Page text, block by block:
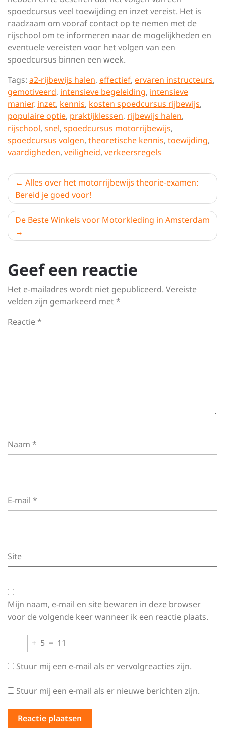
spoedcursus veel toewijding en inzet vereist. Het is
raadzaam om vooraf contact op te nemen met de
rijschool om te informeren naar de mogelijkheden en
eventuele vereisten voor het volgen van een
spoedcursus binnen een week.
Tags: a2-rijbewijs halen, effectief, ervaren instructeurs,
gemotiveerd, intensieve begeleiding, intensieve
manier, inzet, kennis, kosten spoedcursus rijbewijs,
populaire optie, praktijklessen, rijbewijs halen,
rijschool, snel, spoedcursus motorrijbewijs,
spoedcursus volgen, theoretische kennis, toewijding,
vaardigheden, veiligheid, verkeersregels
Berichtnavigatie
Alles over het motorrijbewijs theorie-examen:
Bereid je goed voor!
De Beste Winkels voor Motorkleding in Amsterdam
Geef een reactie
Het e-mailadres wordt niet gepubliceerd. Vereiste
velden zijn gemarkeerd met*
Reactie*
Naam *
E-mail *
Site
Mijn naam, e-mail en site bewaren in deze browser
voor de volgende keer wanneer ik een reactie plaats.
+ 5 = 11
Stuur mij een e-mail als er vervolgreacties zijn.
Stuur mij een e-mail als er nieuwe berichten zijn.